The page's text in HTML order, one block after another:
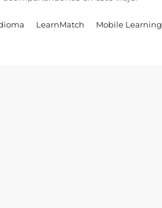
LearnMatch Mobile Learning